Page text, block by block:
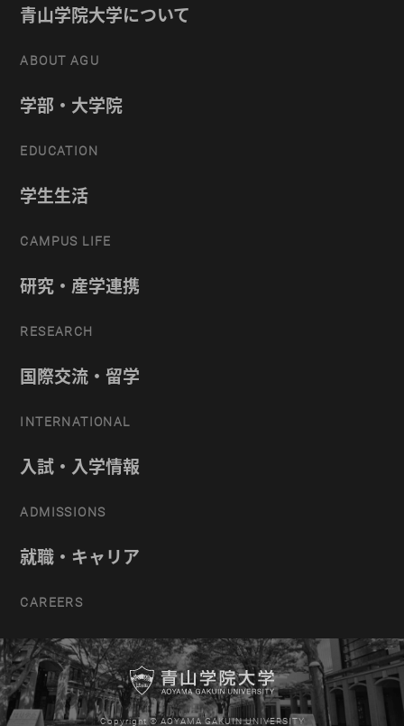
青山学院大学について
ABOUT AGU
学部・大学院
EDUCATION
学生生活
CAMPUS LIFE
研究・産学連携
RESEARCH
国際交流・留学
INTERNATIONAL
入試・入学情報
ADMISSIONS
就職・キャリア
CAREERS
Copyright © AOYAMA GAKUIN UNIVERSITY